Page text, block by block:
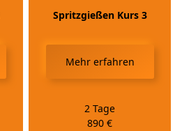
Spritzgießen Kurs 3
Mehr erfahren
2 Tage
890 €